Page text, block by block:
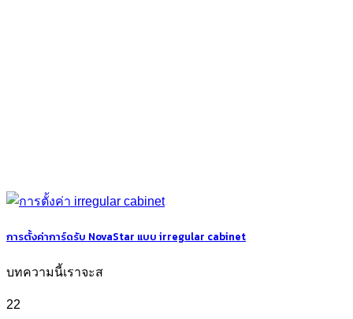
การตั้งค่าการ์ดรับ NovaStar แบบ irregular cabinet
บทความนี้เราจะส
22